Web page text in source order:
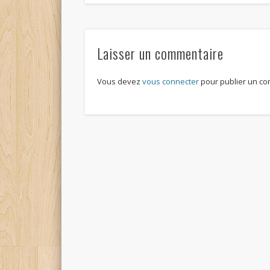
Laisser un commentaire
Vous devez vous connecterpour publier un